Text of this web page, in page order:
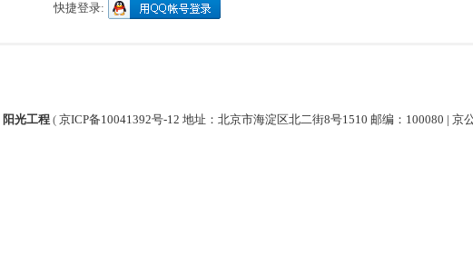
快捷登录:
阳光工程 ( 京ICP备10041392号-12 地址：北京市海淀区北二街8号1510 邮编：100080 | 京